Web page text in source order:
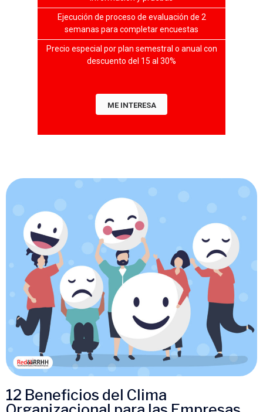
Ejecución de proceso de evaluación de 2
semanas para completar encuestas
Precio especial por plan semestral o anual con
descuento del 15 al 30%
ME INTERESA
12 Beneficios del Clima